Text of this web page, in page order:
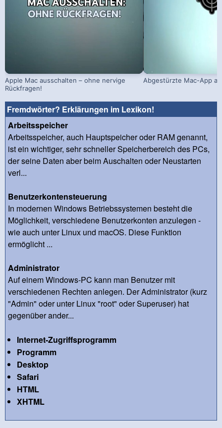
Apple Mac ausschalten – ohne nervige
Rückfragen!
Abgestürzte Mac-App
Fremdwörter? Erklärungen im Lexikon!
Arbeitsspeicher
Arbeitsspeicher, auch Hauptspeicher oder RAM genannt,
ist ein wichtiger, sehr schneller Speicherbereich des PCs,
der seine Daten aber beim Auschalten oder Neustarten
verl...
Benutzerkontensteuerung
In modernen Windows Betriebssystemen besteht die
Möglichkeit, verschiedene Benutzerkonten anzulegen -
wie auch unter Linux und macOS. Diese Funktion
ermöglicht ...
Administrator
Auf einem Windows-PC kann man Benutzer mit
verschiedenen Rechten anlegen. Der Administrator (kurz
"Admin" oder unter Linux "root" oder Superuser) hat
gegenüber ander...
Internet-Zugriffsprogramm
Programm
Desktop
Safari
HTML
XHTML